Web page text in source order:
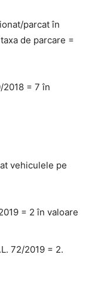
parcat în
de parcare =
2018 = 7 în
vehiculele pe
= 2 în valoare
72/2019 = 2.